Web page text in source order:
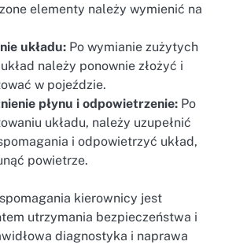
elementy należy wymienić na
układu: Po wymianie zużytych
należy ponownie złożyć i
w pojeździe.
płynu i odpowietrzenie: Po
układu, należy uzupełnić
i odpowietrzyć układ,
powietrze.
kierownicy jest
utrzymania bezpieczeństwa i
diagnostyka i naprawa